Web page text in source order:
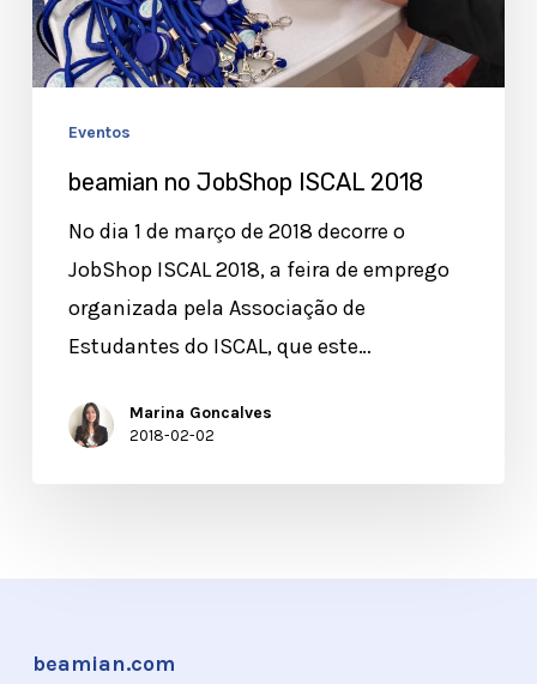
Eventos
beamian no JobShop ISCAL 2018
No dia 1 de março de 2018 decorre o
JobShop ISCAL 2018, a feira de emprego
organizada pela Associação de
Estudantes do ISCAL, que este…
Marina Goncalves
2018-02-02
beamian.com